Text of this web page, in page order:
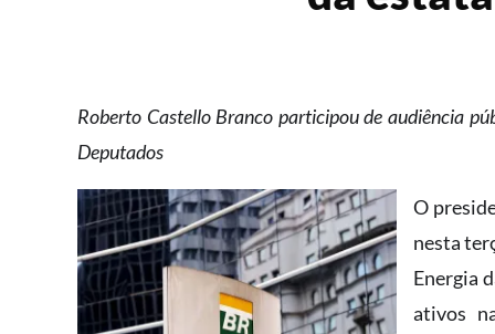
Roberto Castello Branco participou de audiência
Deputados
O
nesta
Energia
ativos